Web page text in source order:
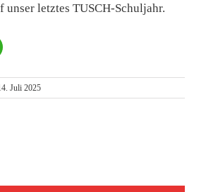
unser letztes TUSCH-Schuljahr.
Juli 2025